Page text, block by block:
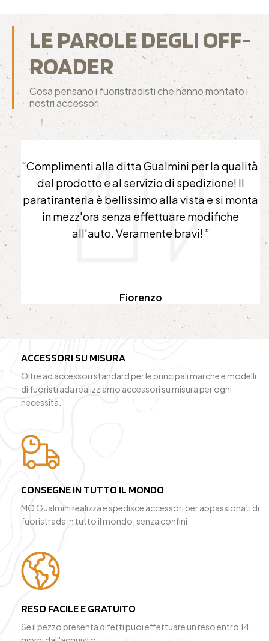
LE PAROLE DEGLI OFF-
ROADER
Cosa pensano i fuoristradisti che hanno montato i
nostri accessori
Pier
“Grandi i progettisti della MG, unica azienda
italiana che progetta accessori ad uso gravoso
per Iveco Massif. Molto molto bello il paraurti
studiato per il MASSIF. Spero che studino e
sviluppino altri accessori per questo
ACCESSORI SU MISURA
Oltre ad accessori standard per le principali marche e modelli
di fuoristrada realizziamo accessori su misura per ogni
necessità.
CONSEGNE IN TUTTO IL MONDO
MG Gualmini realizza e spedisce accessori per appassionati di
fuoristrada in tutto il mondo, senza confini.
RESO FACILE E GRATUITO
Se il pezzo presenta difetti puoi effettuare un reso entro 14